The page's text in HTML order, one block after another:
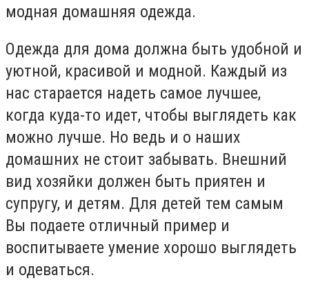
модная домашняя одежда.
Одежда для дома должна быть удобной и
уютной, красивой и модной. Каждый из
нас старается надеть самое лучшее,
когда куда-то идет, чтобы выглядеть как
можно лучше. Но ведь и о наших
домашних не стоит забывать. Внешний
вид хозяйки должен быть приятен и
супругу, и детям. Для детей тем самым
Вы подаете отличный пример и
воспитываете умение хорошо выглядеть
и одеваться.